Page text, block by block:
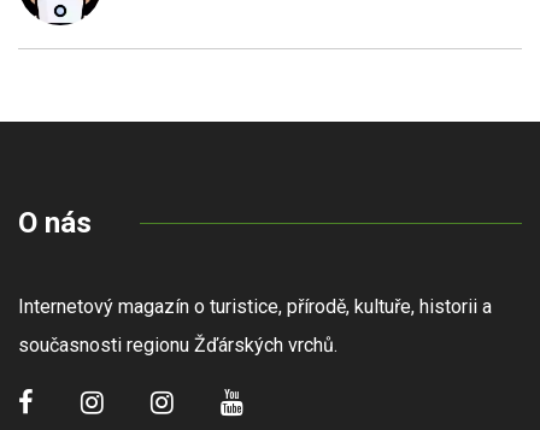
O nás
Internetový magazín o turistice, přírodě, kultuře, historii a
současnosti regionu Žďárských vrchů.